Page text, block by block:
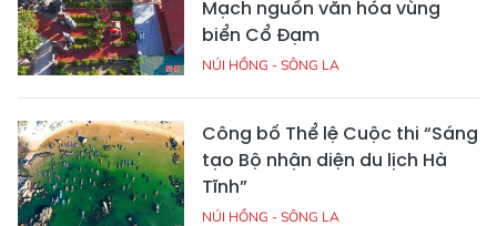
Mạch nguồn văn hóa vùng
biển Cổ Đạm
NÚI HỒNG - SÔNG LA
Công bố Thể lệ Cuộc thi “Sáng
tạo Bộ nhận diện du lịch Hà
Tĩnh”
NÚI HỒNG - SÔNG LA